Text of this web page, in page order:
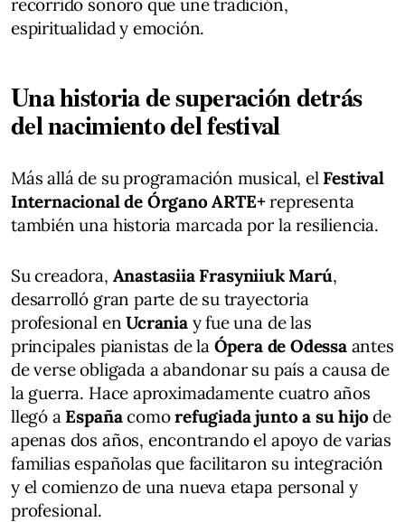
espiritualidad y emoción.
Una historia de superación detrás
del nacimiento del festival
Más allá de su programación musical, el Festival
Internacional de Órgano ARTE+representa
también una historia marcada por la resiliencia.
Su creadora, Anastasiia Frasyniiuk Marú,
desarrolló gran parte de su trayectoria
profesional enUcraniay fue una de las
principales pianistas de la Ópera de Odessaantes
de verse obligada a abandonar su país a causa de
la guerra. Hace aproximadamente cuatro años
llegó a Españacomorefugiada junto a su hijode
apenas dos años, encontrando el apoyo de varias
familias españolas que facilitaron su integración
y el comienzo de una nueva etapa personal y
profesional.